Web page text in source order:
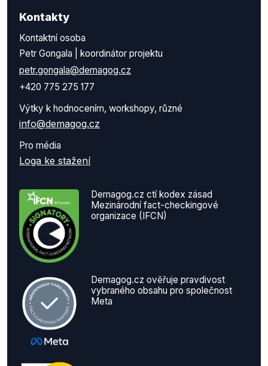
Kontakty
Kontaktní osoba
Petr Gongala | koordinátor projektu
petr.gongala@demagog.cz
+420 775 275 177
Výtky k hodnocením, workshopy, různé
info@demagog.cz
Pro média
Loga ke stažení
Demagog.cz ctí kodex zásad
Mezinárodní fact-checkingové
organizace (IFCN)
Demagog.cz ověřuje pravdivost
vybraného obsahu pro společnost
Meta